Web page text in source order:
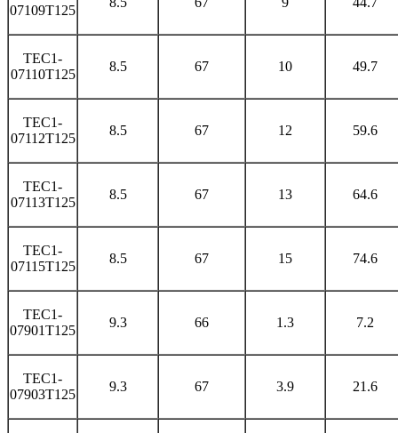
07109T125
TEC1-
07110T125
8.5 67 10 49.7
TEC1-
07112T125
8.5 67 12 59.6
TEC1-
07113T125
8.5 67 13 64.6
TEC1-
07115T125
8.5 67 15 74.6
TEC1-
07901T125
9.3 66 1.3 7.2
TEC1-
07903T125
9.3 67 3.9 21.6